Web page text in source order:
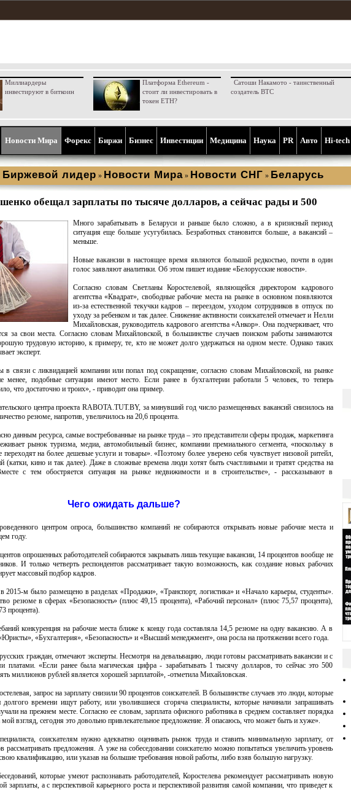
Миллиардеры
инвестируют в биткоин
Платформа Ethereum -
стоит ли инвестировать в
токен ETH?
Сатоши Накамото - таинственный
создатель BTC
Новости Мира Форекс Биржи Бизнес Инвестиции Медицина Наука PR Aвто Hi-tech
Биржевой лидер » Новости Мира » Новости СНГ » Беларусь
обещал зарплаты по тысяче долларов, а сейчас рады и 500
Много зарабатывать в Беларуси и раньше было сложно, а в кризисный период
ситуация еще больше усугубилась. Безработных становится больше, а вакансий –
меньше.
Новые вакансии в настоящее время являются большой редкостью, почти в один
голос заявляют аналитики. Об этом пишет издание «Белорусские новости».
Согласно словам Светланы Коростелевой, являющейся директором кадрового
агентства «Квадрат», свободные рабочие места на рынке в основном появляются
из-за естественной текучки кадров – переездом, уходом сотрудников в отпуск по
уходу за ребенком и так далее. Снижение активности соискателей отмечает и Нелли
Михайловская, руководитель кадрового агентства «Анкор». Она подчеркивает, что
за свои места. Согласно словам Михайловской, в большинстве случаев поиском работы занимаются
трудовую историю, к примеру, те, кто не может долго удержаться на одном месте. Однако таких
эксперт.
в связи с ликвидацией компании или попал под сокращение, согласно словам Михайловской, на рынке
менее, подобные ситуации имеют место. Если ранее в бухгалтерии работали 5 человек, то теперь
что достаточно и троих», - приводит она пример.
центра проекта RABOTA.TUT.BY, за минувший год число размещенных вакансий снизилось на
резюме, напротив, увеличилось на 20,6 процента.
данным ресурса, самые востребованные на рынке труда – это представители сферы продаж, маркетинга
рынок туризма, медиа, автомобильный бизнес, компании премиального сегмента, «поскольку в
переходят на более дешевые услуги и товары». «Поэтому более уверено себя чувствует низовой ритейл,
(катки, кино и так далее). Даже в сложные времена люди хотят быть счастливыми и тратят средства на
с тем обостряется ситуация на рынке недвижимости и в строительстве», - рассказывают в
Чего ожидать дальше?
центром опроса, большинство компаний не собираются открывать новые рабочие места и
году.
опрошенных работодателей собираются закрывать лишь текущие вакансии, 14 процентов вообще не
И только четверть респондентов рассматривает такую возможность, как создание новых рабочих
массовый подбор кадров.
2015-м было размещено в разделах «Продажи», «Транспорт, логистика» и «Начало карьеры, студенты».
резюме в сферах «Безопасность» (плюс 49,15 процента), «Рабочий персонал» (плюс 75,57 процента),
процента).
конкуренция на рабочие места ближе к концу года составляла 14,5 резюме на одну вакансию. А в
«Бухгалтерия», «Безопасность» и «Высший менеджмент», она росла на протяжении всего года.
граждан, отмечают эксперты. Несмотря на девальвацию, люди готовы рассматривать вакансии и с
платами. «Если ранее была магическая цифра - зарабатывать 1 тысячу долларов, то сейчас это 500
миллионов рублей является хорошей зарплатой», -отметила Михайловская.
запрос на зарплату снизили 90 процентов соискателей. В большинстве случаев это люди, которые
времени ищут работу, или уволившиеся сгоряча специалисты, которые начинали запрашивать
на прежнем месте. Согласно ее словам, зарплата офисного работника в среднем составляет порядка
взгляд, сегодня это довольно привлекательное предложение. Я опасаюсь, что может быть и хуже».
соискателям нужно адекватно оценивать рынок труда и ставить минимальную зарплату, от
рассматривать предложения. А уже на собеседовании соискателю можно попытаться увеличить уровень
квалификацию, или указав на большие требования новой работы, либо взяв большую нагрузку.
которые умеют распознавать работодателей, Коростелева рекомендует рассматривать новую
зарплаты, а с перспективой карьерного роста и перспективой развития самой компании, что приведет к